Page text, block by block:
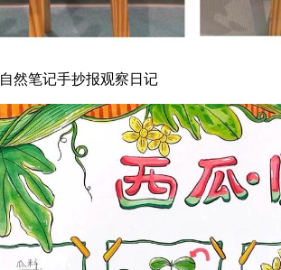
自然笔记手抄报观察日记